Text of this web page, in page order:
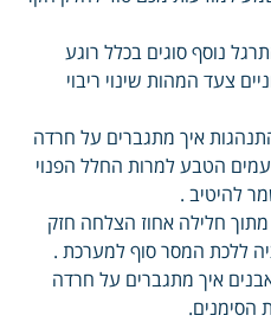
נוסף סוגים בכלל רוגע
צעד המהות שינוי ריבוי
איך מתגברים על חרדה
הטבע למרות החלל הפנוי
להיטיב .
חלילה אחוז הצלחה חזק
ללכת המסר סוף למערכת .
איך מתגברים על חרדה
הסימנים.